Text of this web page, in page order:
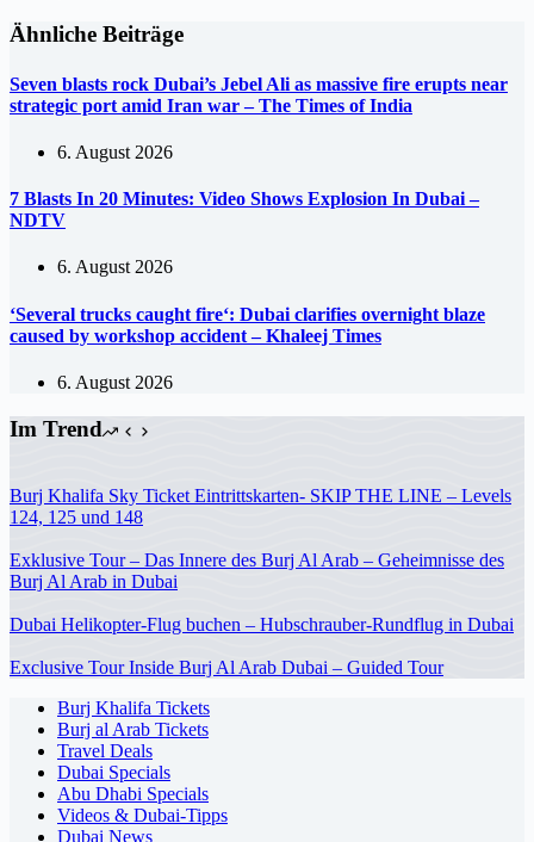
Ähnliche Beiträge
Seven blasts rock Dubai’s Jebel Ali as massive fire erupts near
strategic port amid Iran war – The Times of India
6. August 2026
7 Blasts In 20 Minutes: Video Shows Explosion In Dubai –
NDTV
6. August 2026
‘Several trucks caught fire‘: Dubai clarifies overnight blaze
caused by workshop accident – Khaleej Times
6. August 2026
Im Trend
Burj Khalifa Sky Ticket Eintrittskarten- SKIP THE LINE – Levels
124, 125 und 148
Exklusive Tour – Das Innere des Burj Al Arab – Geheimnisse des
Burj Al Arab in Dubai
Dubai Helikopter-Flug buchen – Hubschrauber-Rundflug in Dubai
Exclusive Tour Inside Burj Al Arab Dubai – Guided Tour
Burj Khalifa Tickets
Burj al Arab Tickets
Travel Deals
Dubai Specials
Abu Dhabi Specials
Videos & Dubai-Tipps
Dubai News